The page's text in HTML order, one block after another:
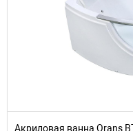
Акриловая ванна Orans